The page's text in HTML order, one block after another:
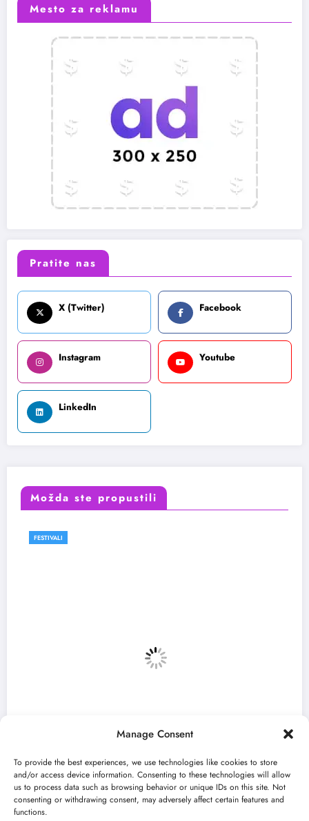
Manage Consent
To provide the best experiences, we use technologies like cookies to store
and/or access device information. Consenting to these technologies will allow
us to process data such as browsing behavior or unique IDs on this site. Not
consenting or withdrawing consent, may adversely affect certain features and
functions.
Mesto za reklamu
Pratite nas
X (Twitter) Facebook
Instagram Youtube
LinkedIn
Možda ste propustili
mali festival u Vojvodini“ i ovog